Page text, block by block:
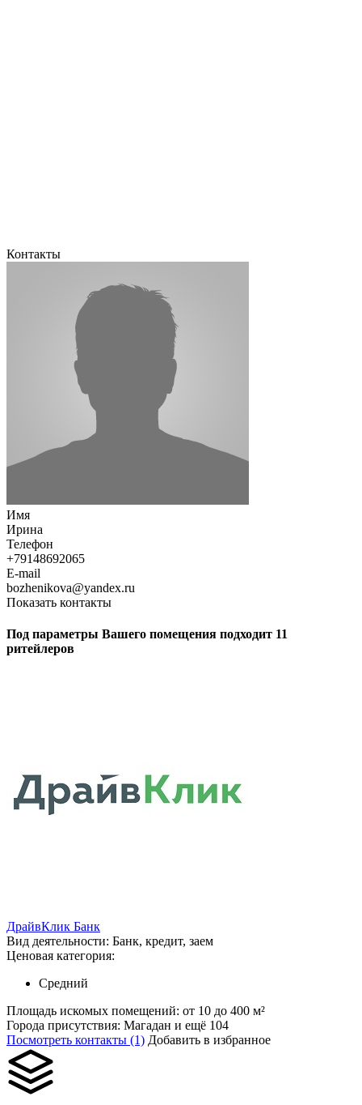
Контакты
Имя
Ирина
Телефон
+79148692065
E-mail
bozhenikova@yandex.ru
Показать контакты
Под параметры Вашего помещения подходит 11
ритейлеров
ДрайвКлик Банк
Вид деятельности: Банк, кредит, заем
Ценовая категория:
Средний
Площадь искомых помещений: от 10 до 400 м²
Города присутствия: Магадан и ещё 104
Посмотреть контакты (1) Добавить в избранное